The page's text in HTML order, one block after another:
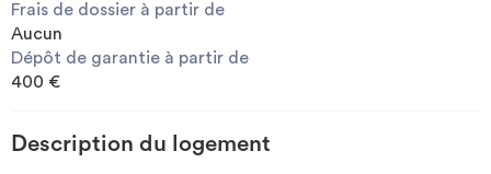
Frais de dossier à partir de
Aucun
Dépôt de garantie à partir de
400 €
Description du logement